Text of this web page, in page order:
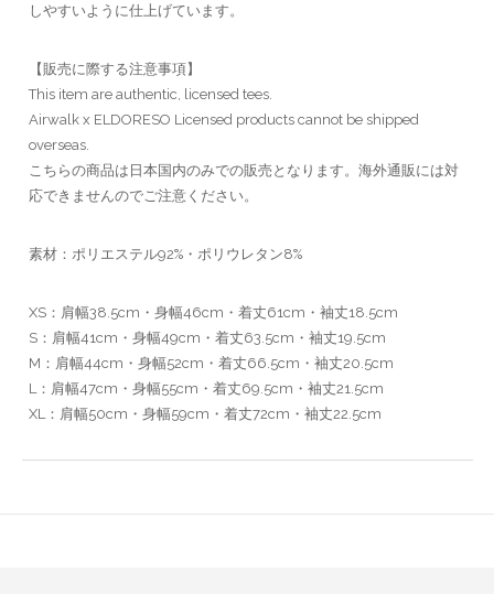
しやすいように仕上げています。
【販売に際する注意事項】
This item are authentic, licensed tees.
Airwalk x ELDORESO Licensed products cannot be shipped
overseas.
こちらの商品は日本国内のみでの販売となります。海外通販には対
応できませんのでご注意ください。
素材：ポリエステル92%・ポリウレタン8%
XS：肩幅38.5cm・身幅46cm・着丈61cm・袖丈18.5cm
S：肩幅41cm・身幅49cm・着丈63.5cm・袖丈19.5cm
M：肩幅44cm・身幅52cm・着丈66.5cm・袖丈20.5cm
L：肩幅47cm・身幅55cm・着丈69.5cm・袖丈21.5cm
XL：肩幅50cm・身幅59cm・着丈72cm・袖丈22.5cm